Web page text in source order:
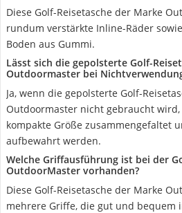
Diese Golf-Reisetasche der Marke
rundum verstärkte Inline-Räder
Boden aus Gummi.
Lässt sich die gepolsterte Golf-
Outdoormaster bei
Ja, wenn die gepolsterte Golf-
Outdoormaster nicht gebraucht
kompakte Größe zusammengefaltet
aufbewahrt werden.
Welche Griffausführung ist bei der
OutdoorMaster vorhanden?
Diese Golf-Reisetasche der Marke
mehrere Griffe, die gut und bequem